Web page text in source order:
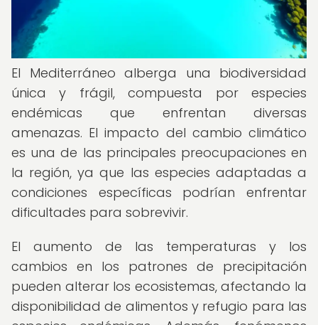
El Mediterráneo alberga una biodiversidad
única y frágil, compuesta por especies
endémicas que enfrentan diversas
amenazas. El impacto del cambio climático
es una de las principales preocupaciones en
la región, ya que las especies adaptadas a
condiciones específicas podrían enfrentar
dificultades para sobrevivir.
El aumento de las temperaturas y los
cambios en los patrones de precipitación
pueden alterar los ecosistemas, afectando la
disponibilidad de alimentos y refugio para las